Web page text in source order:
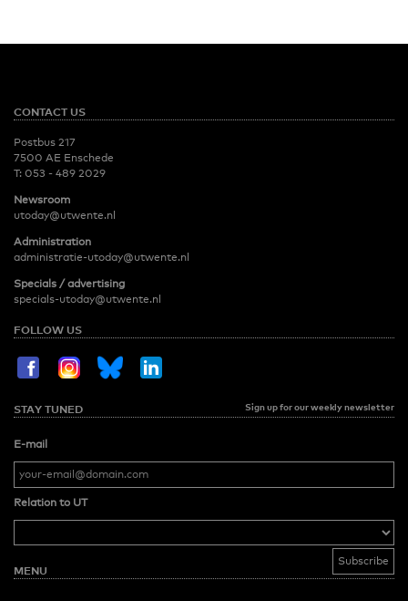
CONTACT US
Postbus 217
7500 AE Enschede
T: 053 - 489 2029
Newsroom
utoday@utwente.nl
Administration
administratie-utoday@utwente.nl
Specials / advertising
specials-utoday@utwente.nl
FOLLOW US
STAY TUNED Sign up for our weekly newsletter
E-mail
Relation to UT
MENU